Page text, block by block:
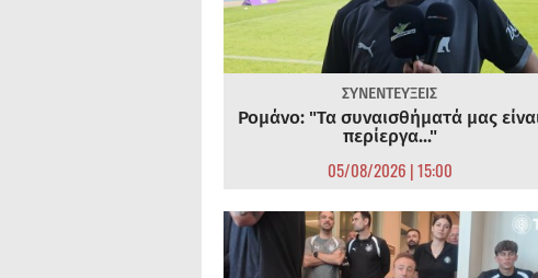
ΣΥΝΕΝΤΕΥΞΕΙΣ
Ρομάνο: "Τα συναισθήματά μας
περίεργα..."
05/08/2026 | 15:00